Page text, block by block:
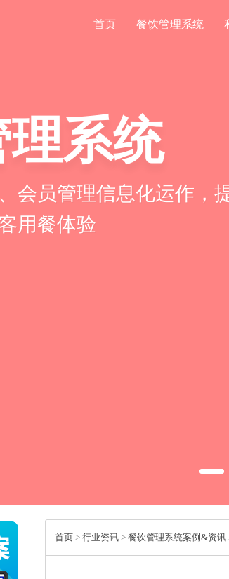
首页 餐饮管理系统
系统
会员管理信息化运作，
用餐体验
首页 > 行业资讯 > 餐饮管理系统案例&资讯